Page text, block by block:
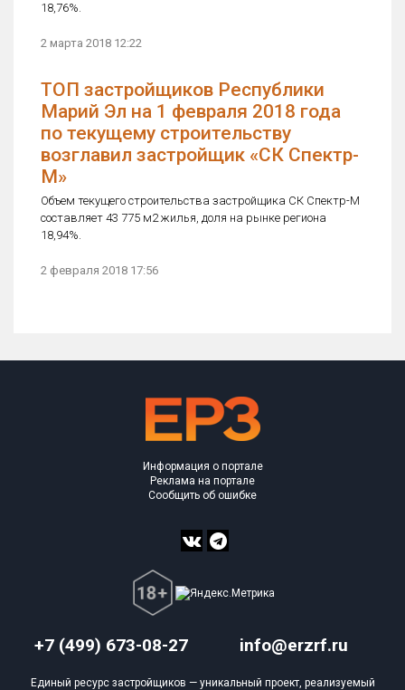
18,76%.
2 марта 2018 12:22
ТОП застройщиков Республики
Марий Эл на 1 февраля 2018 года
по текущему строительству
возглавил застройщик «СК Спектр-
М»
Объем текущего строительства застройщика СК Спектр-М
составляет 43 775 м2 жилья, доля на рынке региона
18,94%.
2 февраля 2018 17:56
+7 (499) 673-08-27 info@erzrf.ru
Информация о портале
Реклама на портале
Сообщить об ошибке
Единый ресурс застройщиков — уникальный проект, реализуемый